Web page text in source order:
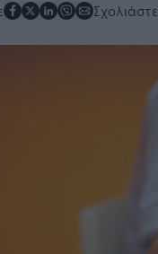
Σχολιάστε